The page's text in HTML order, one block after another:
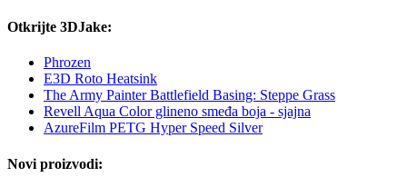
Otkrijte 3DJake:
Phrozen
E3D Roto Heatsink
The Army Painter Battlefield Basing: Steppe Grass
Revell Aqua Color glineno smeđa boja - sjajna
AzureFilm PETG Hyper Speed Silver
Novi proizvodi: